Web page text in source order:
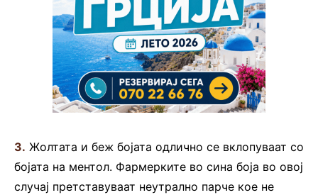
3. Жолтата и беж бојата одлично се вклопуваат со
бојата на ментол. Фармерките во сина боја во овој
случај претставуваат неутрално парче кое не